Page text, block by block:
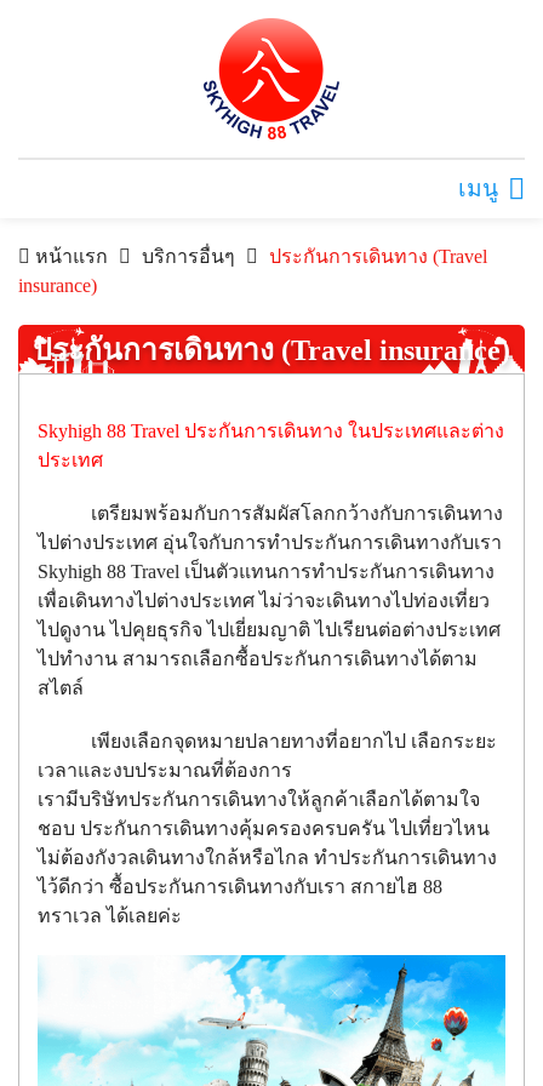
เมนู
หน้าแรก บริการอื่นๆ
ประกันการเดินทาง (Travel
insurance)
ประกันการเดินทาง (Travel insurance)
Skyhigh 88 Travel ประกันการเดินทาง ในประเทศและต่าง
ประเทศ
เตรียมพร้อมกับการสัมผัสโลกกว้างกับการเดินทาง
ไปต่างประเทศ อุ่นใจกับการทำประกันการเดินทางกับเรา
Skyhigh 88 Travel เป็นตัวแทนการทำประกันการเดินทาง
เพื่อเดินทางไปต่างประเทศ ไม่ว่าจะเดินทางไปท่องเที่ยว
ไปดูงาน ไปคุยธุรกิจ ไปเยี่ยมญาติ ไปเรียนต่อต่างประเทศ
ไปทำงาน สามารถเลือกซื้อประกันการเดินทางได้ตาม
สไตล์
เพียงเลือกจุดหมายปลายทางที่อยากไป เลือกระยะ
เวลาและงบประมาณที่ต้องการ
เรามีบริษัทประกันการเดินทางให้ลูกค้าเลือกได้ตามใจ
ชอบ ประกันการเดินทางคุ้มครองครบครัน ไปเที่ยวไหน
ไม่ต้องกังวลเดินทางใกล้หรือไกล ทำประกันการเดินทาง
ไว้ดีกว่า ซื้อประกันการเดินทางกับเรา สกายไฮ 88
ทราเวล ได้เลยค่ะ